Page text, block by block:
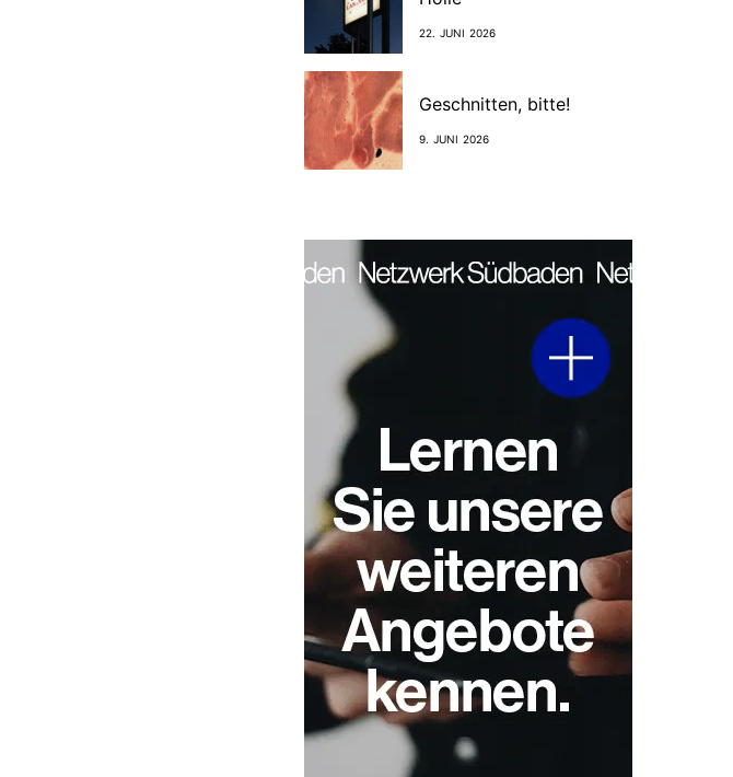
22. JUNI 2026
Geschnitten, bitte!
9. JUNI 2026